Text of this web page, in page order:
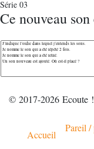
Série 03
Ce nouveau
© 2017-2026 Ecoute !
Accueil
Pareil /